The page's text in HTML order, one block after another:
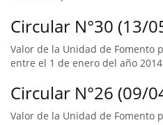
Circular N°30 (13/
Valor de la Unidad de Fomento
entre el 1 de enero del año
Circular N°26 (09/
Valor de la Unidad de Fomento